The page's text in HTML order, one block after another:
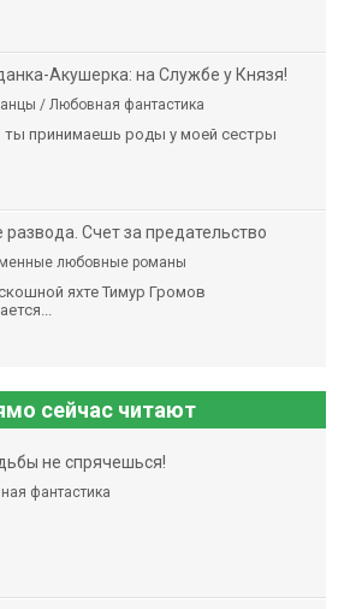
Акушерка: на Службе у Князя!
/ Любовная фантастика
ты принимаешь роды у моей сестры
развода. Счет за предательство
любовные романы
яхте Тимур Громов
сейчас читают
не спрячешься!
фантастика